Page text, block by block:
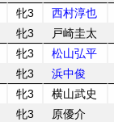
牝3
西村淳也
牝3
戸崎圭太
牝3
松山弘平
牝3
浜中俊
牝3
横山武史
牝3
原優介